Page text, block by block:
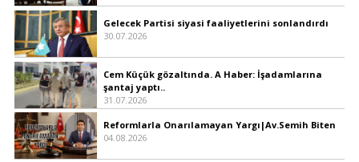
Gelecek Partisi siyasi faaliyetlerini sonlandırdı
30.07.2026
Cem Küçük gözaltında. A Haber: İşadamlarına
şantaj yaptı..
31.07.2026
Reformlarla Onarılamayan Yargı|Av.Semih Biten
04.08.2026